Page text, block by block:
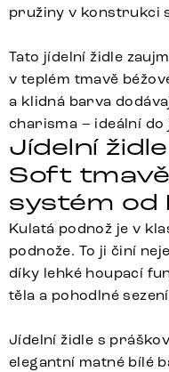
pružiny v konstrukci
Tato jídelní židle
v teplém tmavě
a klidná barva
charisma – ideální
Jídelní
Soft
systém od
Kulatá podnož je v
podnože. To ji činí
díky lehké houpací
těla a pohodlné
Jídelní židle s
elegantní matné bílé